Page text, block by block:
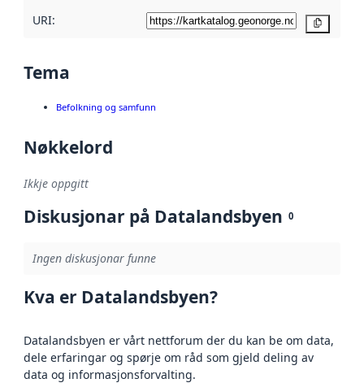
URI:
Tema
Befolkning og samfunn
Nøkkelord
Ikkje oppgitt
Diskusjonar på Datalandsbyen 0
Ingen diskusjonar funne
Kva er Datalandsbyen?
Datalandsbyen er vårt nettforum der du kan be om data,
dele erfaringar og spørje om råd som gjeld deling av
data og informasjonsforvalting.